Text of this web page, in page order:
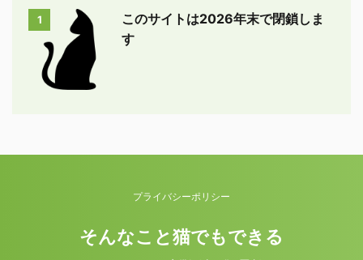
1
このサイトは2026年末で閉鎖しま
す
プライバシーポリシー
そんなこと猫でもできる